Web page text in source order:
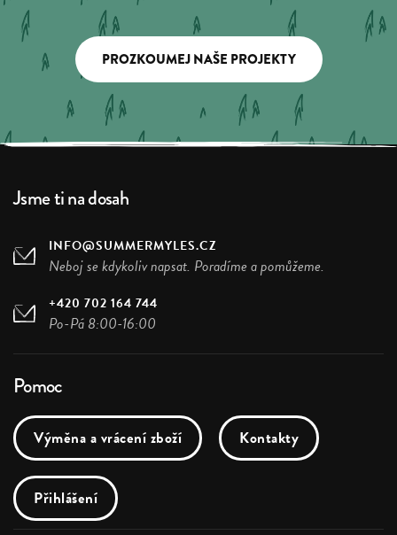
PROZKOUMEJ NAŠE PROJEKTY
Jsme ti na dosah
INFO@SUMMERMYLES.CZ
Neboj se kdykoliv napsat. Poradíme a pomůžeme.
+420 702 164 744
Po-Pá 8:00-16:00
Pomoc
Výměna a vrácení zboží Kontakty
Přihlášení